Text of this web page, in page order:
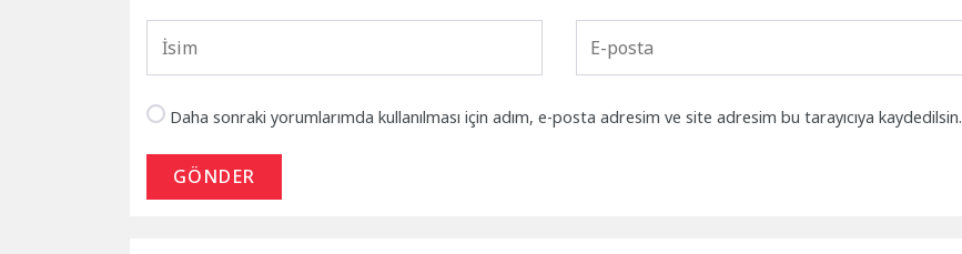
Daha sonraki yorumlarımda kullanılması için adım, e-posta adresim ve site adresim bu tarayıcıya kaydedilsin.
GÖNDER